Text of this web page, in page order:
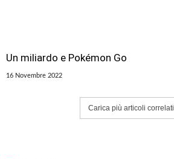
Un miliardo e Pokémon Go
16 Novembre 2022
Carica più articoli correlati